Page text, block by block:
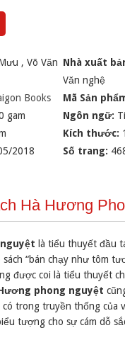
,Võ Văn Nhà xuất
Văn nghệ
Books Mã Sản
gam Ngôn ngữ:
Kích thước:
2018 Số trang:
Hà Hương
là tiểu thuyết đầu
“bán chạy như tôm
được coi là tiểu thuyết
phong nguyệt
trong truyền thống của
tượng cho sự cám dỗ